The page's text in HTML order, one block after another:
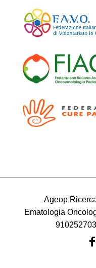
Ageop
Ematologia